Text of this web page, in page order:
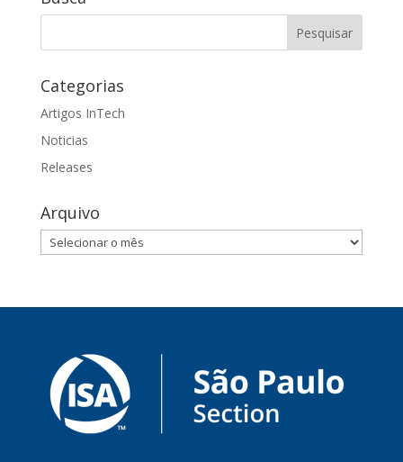
Categorias
Artigos InTech
Noticias
Releases
Arquivo
Arquivo